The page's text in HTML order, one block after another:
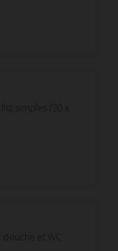
simples (90 x
et WC